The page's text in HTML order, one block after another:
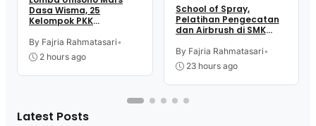
Dasa Wisma, 25
Kelompok PKK
Purworejo Adu
Kekompakan
By Fajria Rahmatasari•
2 hours ago
School of Spray,
Pelatihan Pengecatan
dan Airbrush di SMK
Kutoarjo
By Fajria Rahmatasari•
23 hours ago
Latest Posts